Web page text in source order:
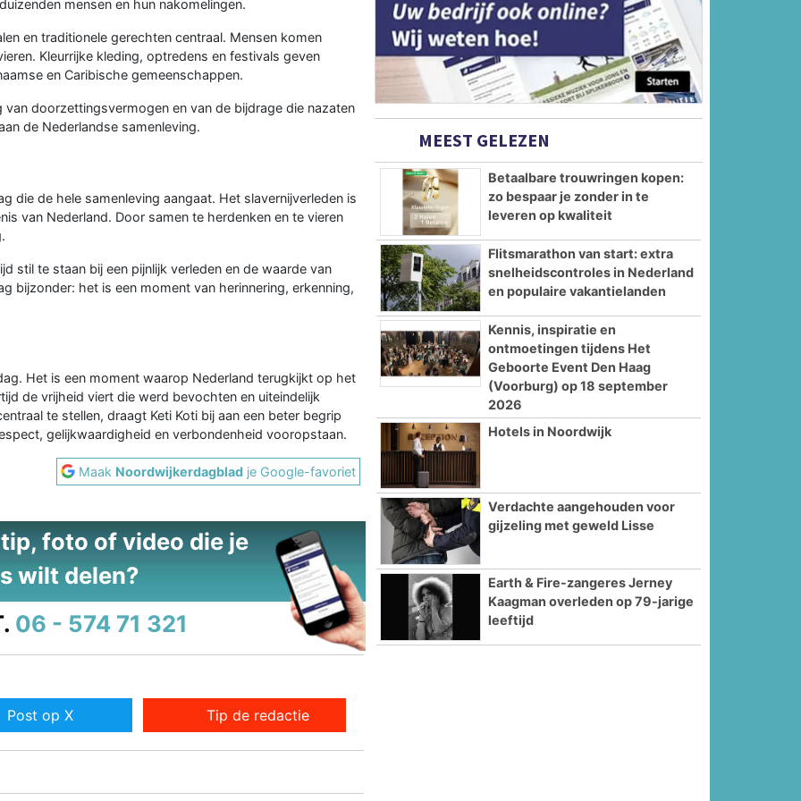
mensen en hun nakomelingen.
en traditionele gerechten centraal. Mensen komen
Kleurrijke kleding, optredens en festivals geven
en Caribische gemeenschappen.
van doorzettingsvermogen en van de bijdrage die nazaten
de Nederlandse samenleving.
die de hele samenleving aangaat. Het slavernijverleden is
van Nederland. Door samen te herdenken en te vieren
stil te staan bij een pijnlijk verleden en de waarde van
bijzonder: het is een moment van herinnering, erkenning,
Het is een moment waarop Nederland terugkijkt op het
de vrijheid viert die werd bevochten en uiteindelijk
te stellen, draagt Keti Koti bij aan een beter begrip
gelijkwaardigheid en verbondenheid vooropstaan.
Maak Noordwijkerdagblad je Google-favoriet
foto of video die je
wilt delen?
06 - 574 71 321
Post op X Tip de redactie
MEEST GELEZEN
Betaalbare trouwringen kopen:
zo bespaar je zonder in te
leveren op kwaliteit
Flitsmarathon van start: extra
snelheidscontroles in Nederland
en populaire vakantielanden
Kennis, inspiratie en
ontmoetingen tijdens Het
Geboorte Event Den Haag
(Voorburg) op 18 september
2026
Hotels in Noordwijk
Verdachte aangehouden voor
gijzeling met geweld Lisse
Earth & Fire-zangeres Jerney
Kaagman overleden op 79-jarige
leeftijd